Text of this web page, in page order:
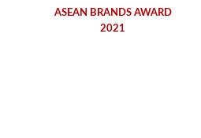
ASEAN BRANDS AWARD
2021